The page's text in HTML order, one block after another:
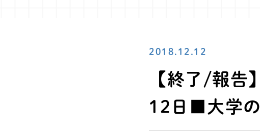
2018.12.12
【終了/報
12日■大学